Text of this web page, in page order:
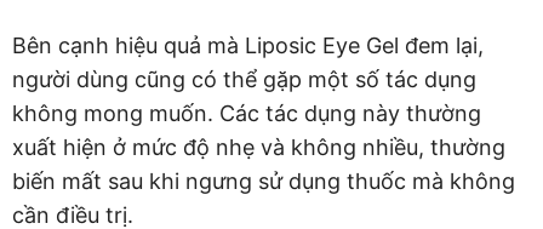
Bên cạnh hiệu quả mà Liposic Eye Gel đem lại,
người dùng cũng có thể gặp một số tác dụng
không mong muốn. Các tác dụng này thường
xuất hiện ở mức độ nhẹ và không nhiều, thường
biến mất sau khi ngưng sử dụng thuốc mà không
cần điều trị.